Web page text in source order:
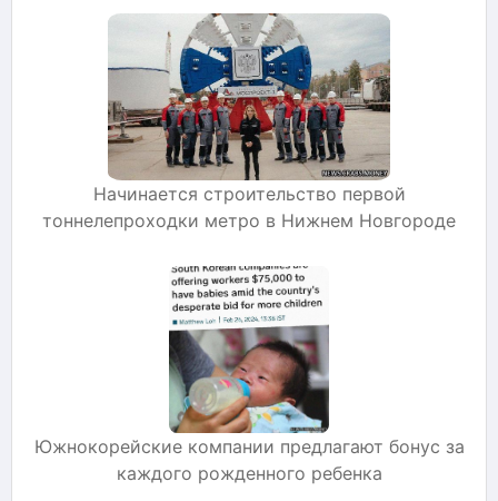
Начинается строительство первой
тоннелепроходки метро в Нижнем Новгороде
Южнокорейские компании предлагают бонус за
каждого рожденного ребенка